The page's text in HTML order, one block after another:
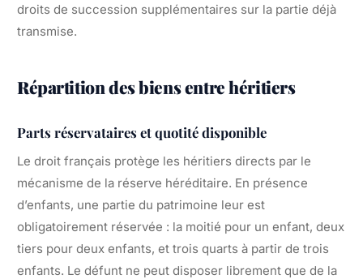
droits de succession supplémentaires sur la partie déjà
transmise.
Répartition des biens entre héritiers
Parts réservataires et quotité disponible
Le droit français protège les héritiers directs par le
mécanisme de la réserve héréditaire. En présence
d’enfants, une partie du patrimoine leur est
obligatoirement réservée : la moitié pour un enfant, deux
tiers pour deux enfants, et trois quarts à partir de trois
enfants. Le défunt ne peut disposer librement que de la